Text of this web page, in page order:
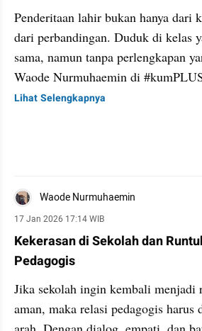
Penderitaan lahir bukan hanya dari
dari perbandingan. Duduk di kelas
sama, namun tanpa perlengkapan
Waode Nurmuhaemin di
Lihat Selengkapnya
Waode Nurmuhaemin
17 Jan 2026 17:14 WIB
Kekerasan di Sekolah dan
Pedagogis
Jika sekolah ingin kembali menjadi
aman, maka relasi pedagogis